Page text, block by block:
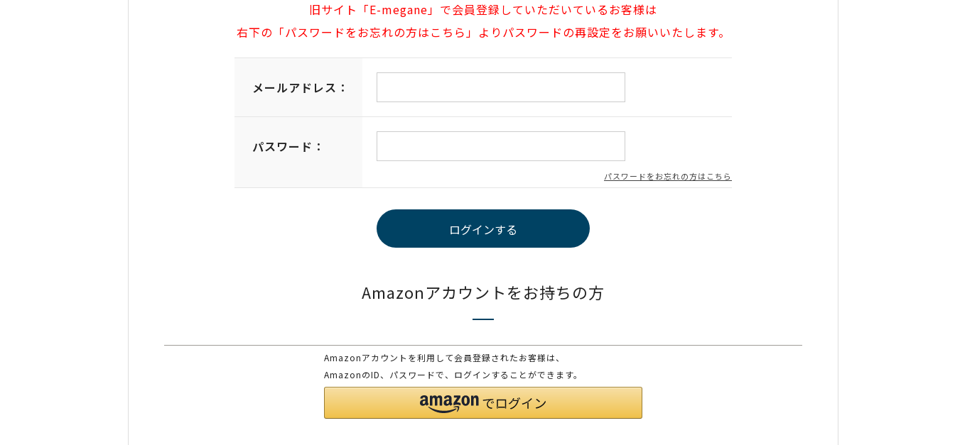
旧サイト「E-megane」で会員登録していただいているお客様は
右下の「パスワードをお忘れの方はこちら」よりパスワードの再設定をお願いいたします。
メールアドレス：
パスワード：
パスワードをお忘れの方はこちら
Amazonアカウントをお持ちの方
Amazonアカウントを利用して会員登録されたお客様は、
AmazonのID、パスワードで、ログインすることができます。